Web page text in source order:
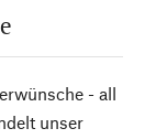
- all
unser